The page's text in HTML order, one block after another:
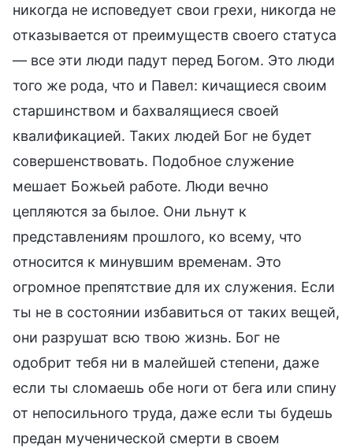
никогда не исповедует свои грехи, никогда не
отказывается от преимуществ своего статуса
— все эти люди падут перед Богом. Это люди
того же рода, что и Павел: кичащиеся своим
старшинством и бахвалящиеся своей
квалификацией. Таких людей Бог не будет
совершенствовать. Подобное служение
мешает Божьей работе. Люди вечно
цепляются за былое. Они льнут к
представлениям прошлого, ко всему, что
относится к минувшим временам. Это
огромное препятствие для их служения. Если
ты не в состоянии избавиться от таких вещей,
они разрушат всю твою жизнь. Бог не
одобрит тебя ни в малейшей степени, даже
если ты сломаешь обе ноги от бега или спину
от непосильного труда, даже если ты будешь
предан мученической смерти в своем